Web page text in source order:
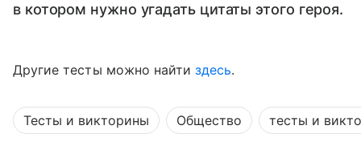
в котором нужно угадать цитаты этого героя.
Другие тесты можно найтиздесь.
Тесты и викторины Общество тесты и